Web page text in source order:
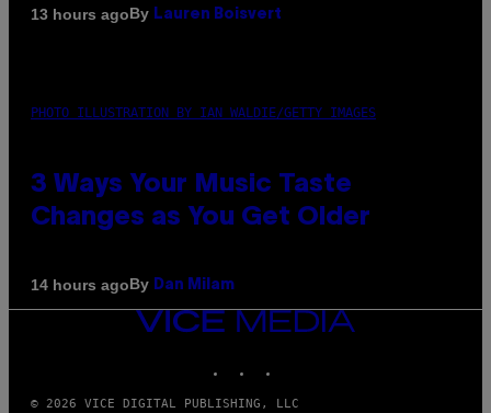
13 hours agoBy Lauren Boisvert
PHOTO ILLUSTRATION BY IAN WALDIE/GETTY IMAGES
3 Ways Your Music Taste
Changes as You Get Older
14 hours agoBy Dan Milam
VICE
© 2026 VICE DIGITAL PUBLISHING, LLC